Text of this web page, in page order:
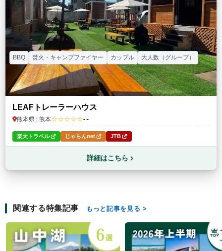
LEAFトレーラーハウス
熊本県 | 熊本☆☆☆☆☆- -
BBQ 焚火・キャンプファイヤー カップル 大人数（グループ）
楽天トラベル じゃらんnet JTB
詳細はこちら
関連する特集記事 もっと記事を見る